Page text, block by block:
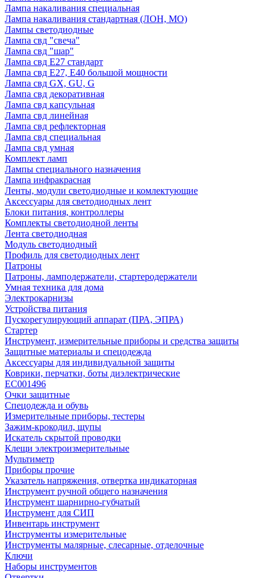
Лампа накаливания специальная
Лампа накаливания стандартная (ЛОН, МО)
Лампы светодиодные
Лампа свд "свеча"
Лампа свд "шар"
Лампа свд E27 стандарт
Лампа свд E27, Е40 большой мощности
Лампа свд GX, GU, G
Лампа свд декоративная
Лампа свд капсульная
Лампа свд линейная
Лампа свд рефлекторная
Лампа свд специальная
Лампа свд умная
Комплект ламп
Лампы специального назначения
Лампа инфракрасная
Ленты, модули светодиодные и комлектующие
Аксессуары для светодиодных лент
Блоки питания, контроллеры
Комплекты светодиодной ленты
Лента светодиодная
Модуль светодиодный
Профиль для светодиодных лент
Патроны
Патроны, ламподержатели, стартеродержатели
Умная техника для дома
Электрокарнизы
Устройства питания
Пускорегулирующий аппарат (ПРА, ЭПРА)
Стартер
Инструмент, измерительные приборы и средства защиты
Защитные материалы и спецодежда
Аксессуары для индивидуальной защиты
Коврики, перчатки, боты диэлектрические
EC001496
Очки защитные
Спецодежда и обувь
Измерительные приборы, тестеры
Зажим-крокодил, щупы
Искатель скрытой проводки
Клещи электроизмерительные
Мультиметр
Приборы прочие
Указатель напряжения, отвертка индикаторная
Инструмент ручной общего назначения
Инструмент шарнирно-губчатый
Инструмент для СИП
Инвентарь инструмент
Инструменты измерительные
Инструменты малярные, слесарные, отделочные
Ключи
Наборы инструментов